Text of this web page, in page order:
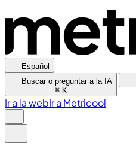
Español
Buscar o preguntar a la IA
⌘ K
Ir a la webIr a Metricool